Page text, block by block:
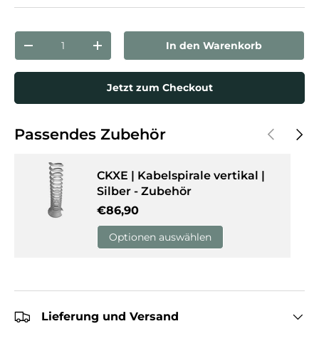
Anzahl
Menge verringernMenge erhöhenIn den Warenkorb
Jetzt zum Checkout
Passendes Zubehör Vorherige
CKXE | Kabelspirale vertikal |
Silber - Zubehör
Normaler Preis
€86,90
Optionen auswählen
Lieferung und Versand